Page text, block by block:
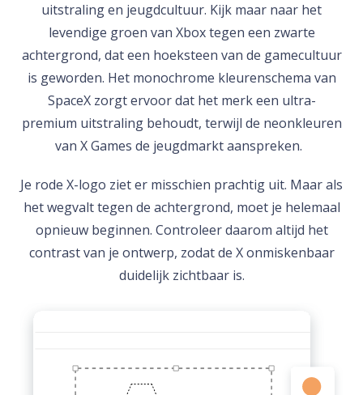
uitstraling en jeugdcultuur. Kijk maar naar het
levendige groen van Xbox tegen een zwarte
achtergrond, dat een hoeksteen van de gamecultuur
is geworden. Het monochrome kleurenschema van
SpaceX zorgt ervoor dat het merk een ultra-
premium uitstraling behoudt, terwijl de neonkleuren
van X Games de jeugdmarkt aanspreken.
Je rode X-logo ziet er misschien prachtig uit. Maar als
het wegvalt tegen de achtergrond, moet je helemaal
opnieuw beginnen. Controleer daarom altijd het
contrast van je ontwerp, zodat de X onmiskenbaar
duidelijk zichtbaar is.